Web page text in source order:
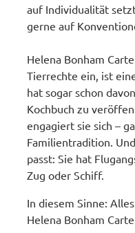
auf Individualität
gerne auf
Helena Bonham
Tierrechte ein, ist
hat sogar schon
Kochbuch zu
engagiert sie sich –
Familientradition.
passt: Sie hat
Zug oder Schiff.
In diesem Sinne:
Helena Bonham